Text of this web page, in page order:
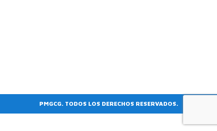
PMGCG. TODOS LOS DERECHOS RESERVADOS.